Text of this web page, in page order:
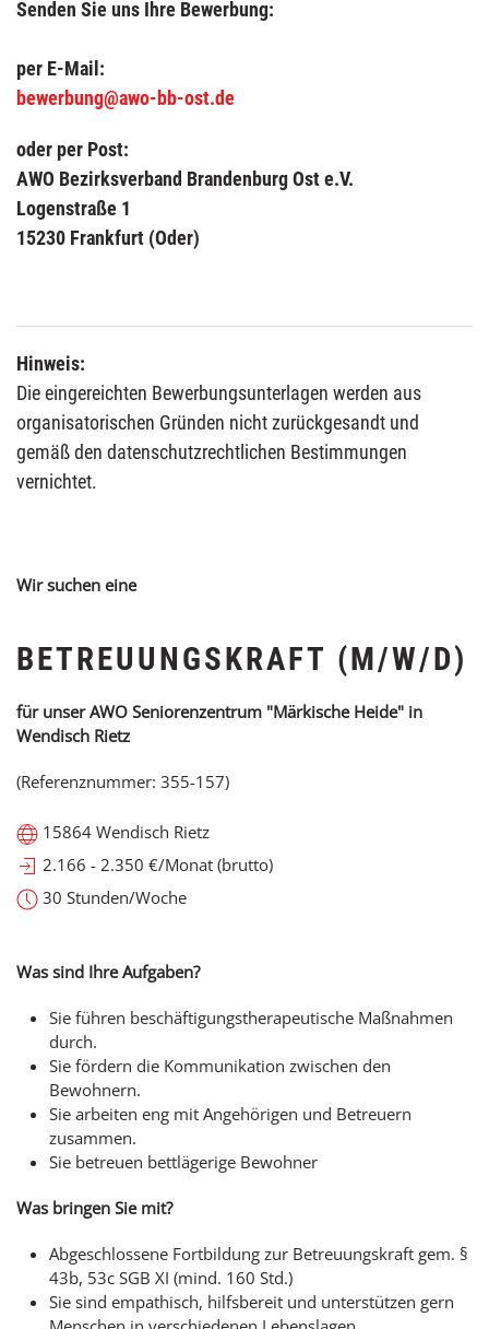
Senden Sie uns Ihre Bewerbung:
per E-Mail:
bewerbung@awo-bb-ost.de
oder per Post:
AWO Bezirksverband Brandenburg Ost e.V.
Logenstraße 1
15230 Frankfurt (Oder)
Hinweis:
Die eingereichten Bewerbungsunterlagen werden aus
organisatorischen Gründen nicht zurückgesandt und
gemäß den datenschutzrechtlichen Bestimmungen
vernichtet.
Wir suchen eine
BETREUUNGSKRAFT (M/W/D)
für unser AWO Seniorenzentrum "Märkische Heide" in
Wendisch Rietz
(Referenznummer: 355-157)
15864 Wendisch Rietz
2.166 - 2.350 €/Monat (brutto)
30 Stunden/Woche
Was sind Ihre Aufgaben?
Sie führen beschäftigungstherapeutische Maßnahmen
durch.
Sie fördern die Kommunikation zwischen den
Bewohnern.
Sie arbeiten eng mit Angehörigen und Betreuern
zusammen.
Sie betreuen bettlägerige Bewohner
Was bringen Sie mit?
Abgeschlossene Fortbildung zur Betreuungskraft gem. §
43b, 53c SGB XI (mind. 160 Std.)
Sie sind empathisch, hilfsbereit und unterstützen gern